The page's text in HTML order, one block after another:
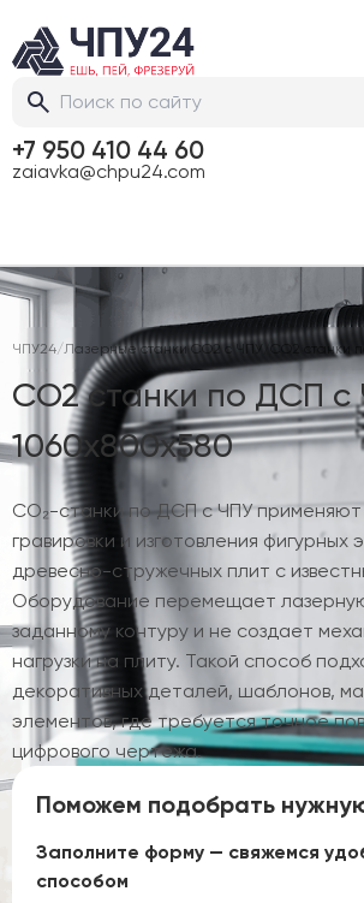
+7 950 410 44 60
zaiavka@chpu24.com
ЧПУ24/Лазерные станки CO2 с ЧПУ CO2 станки
CO2 станки по ДСП с
1060х800х580
CO₂-станки по ДСП с ЧПУ применяют
гравировки и изготовления фигурных
древесно-стружечных плит с
Оборудование перемещает
заданному контуру и не создает
нагрузки на плиту. Такой способ
декоративных деталей, шаблонов,
элементов, где требуется точное
цифрового чертежа.
Поможем подобрать
Заполните форму — свяжемся
способом